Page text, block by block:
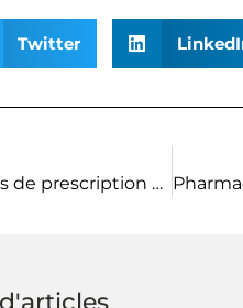
Twitter
Evaluation des pratiques de prescription de gabapentine chez les vétérinaires praticiens d’Amérique du Nord